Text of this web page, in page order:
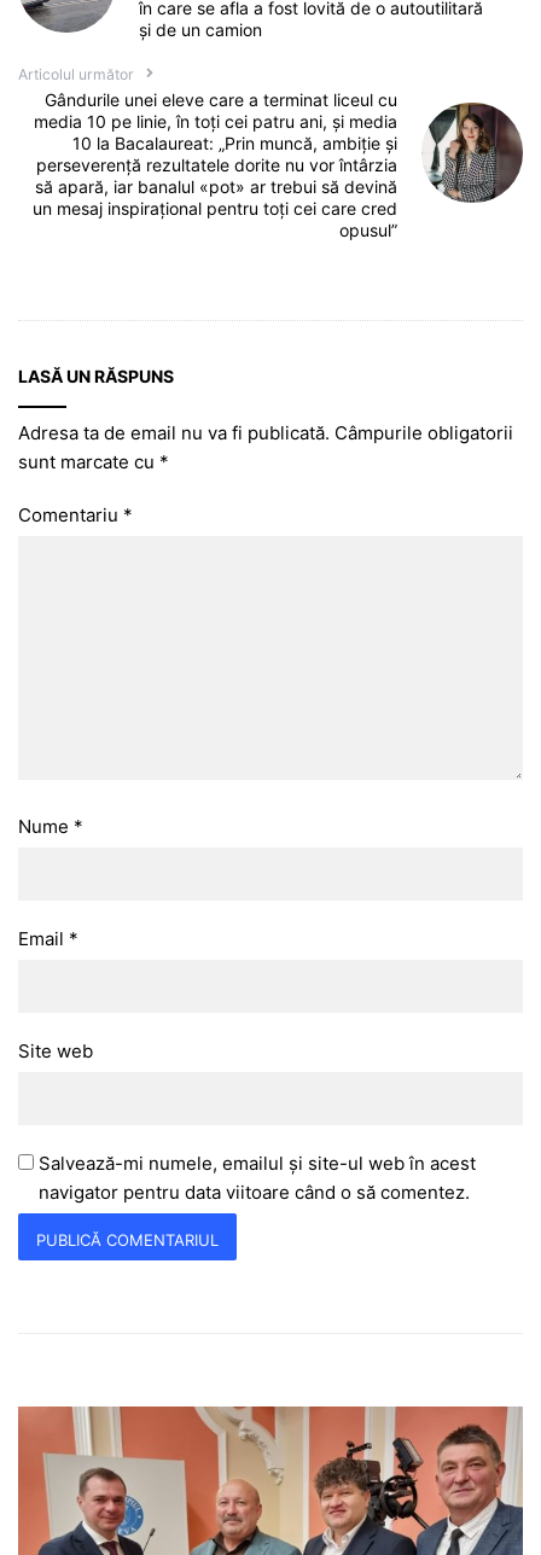
în care se afla a fost lovită de o autoutilitară
și de un camion
Articolul următor
Gândurile unei eleve care a terminat liceul cu
media 10 pe linie, în toți cei patru ani, și media
10 la Bacalaureat: „Prin muncă, ambiție și
perseverență rezultatele dorite nu vor întârzia
să apară, iar banalul «pot» ar trebui să devină
un mesaj inspirațional pentru toți cei care cred
opusul”
LASĂ UN RĂSPUNS
Adresa ta de email nu va fi publicată. Câmpurile obligatorii
sunt marcate cu *
Comentariu *
Nume *
Email *
Site web
Salvează-mi numele, emailul și site-ul web în acest
navigator pentru data viitoare când o să comentez.